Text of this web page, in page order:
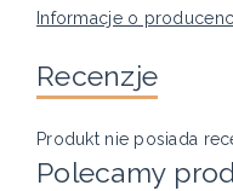
Informacje o
Recenzje
Produkt nie posiada
Polecamy